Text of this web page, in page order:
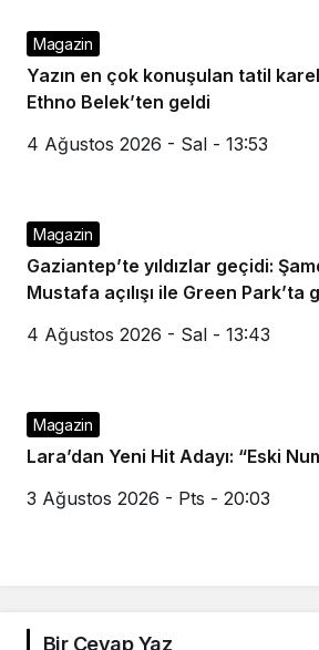
Magazin
Yazın en çok konuşulan tatil
Ethno Belek’ten geldi
4 Ağustos 2026 - Sal - 13:53
Magazin
Gaziantep’te yıldızlar geçidi:
Mustafa açılışı ile Green Park’ta
4 Ağustos 2026 - Sal - 13:43
Magazin
Lara’dan Yeni Hit Adayı: “Eski
3 Ağustos 2026 - Pts - 20:03
Bir Cevap Yaz